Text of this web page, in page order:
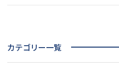
カテゴリー一覧